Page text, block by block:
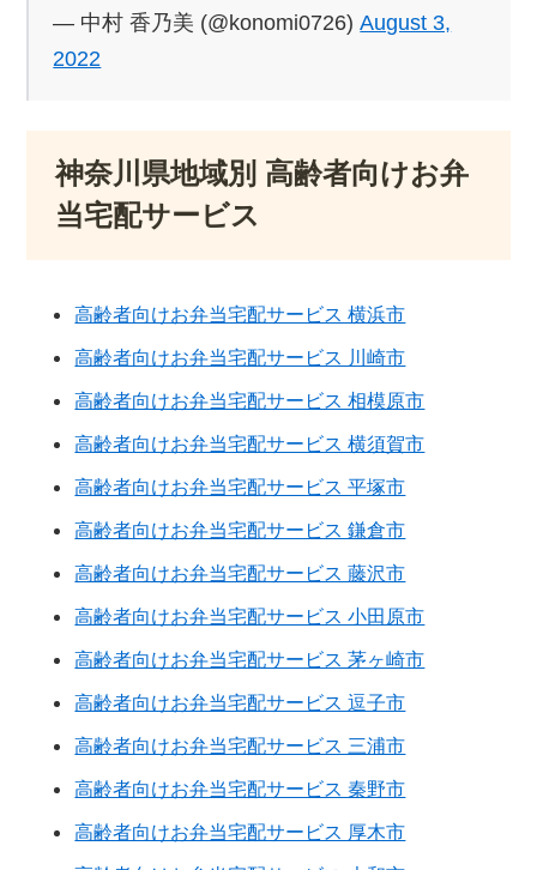
— 中村 香乃美 (@konomi0726)August 3,
2022
神奈川県地域別 高齢者向けお弁
当宅配サービス
高齢者向けお弁当宅配サービス 横浜市
高齢者向けお弁当宅配サービス 川崎市
高齢者向けお弁当宅配サービス 相模原市
高齢者向けお弁当宅配サービス 横須賀市
高齢者向けお弁当宅配サービス 平塚市
高齢者向けお弁当宅配サービス 鎌倉市
高齢者向けお弁当宅配サービス 藤沢市
高齢者向けお弁当宅配サービス 小田原市
高齢者向けお弁当宅配サービス 茅ヶ崎市
高齢者向けお弁当宅配サービス 逗子市
高齢者向けお弁当宅配サービス 三浦市
高齢者向けお弁当宅配サービス 秦野市
高齢者向けお弁当宅配サービス 厚木市